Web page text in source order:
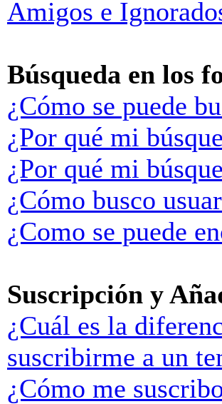
Amigos e
Búsqueda en los
¿Cómo se puede
¿Por qué mi
¿Por qué mi
¿Cómo busco
¿Como se puede
Suscripción y
¿Cuál es la
suscribirme a un
¿Cómo me